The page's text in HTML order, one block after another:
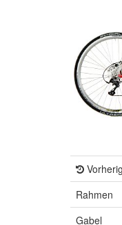
Rahmen
Gabel